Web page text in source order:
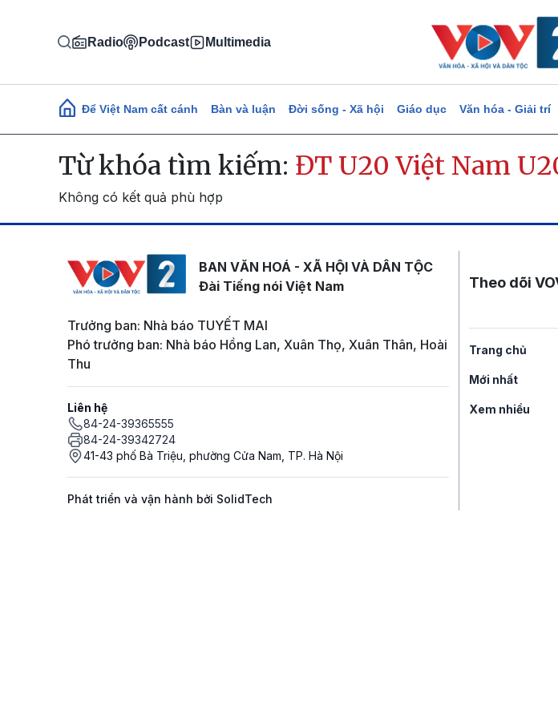
Radio Podcast Multimedia
Main navigation
Để Việt Nam cất cánh Bàn và luận Đời sống - Xã hội Giáo dục Văn hóa - Giải trí
Từ khóa tìm kiếm: ĐT U20 Việt Nam
Không có kết quả phù hợp
BAN VĂN HOÁ - XÃ HỘI VÀ DÂN TỘC
Đài Tiếng nói Việt Nam
Trưởng ban: Nhà báo TUYẾT MAI
Phó trưởng ban: Nhà báo Hồng Lan, Xuân Thọ, Xuân Thân, Hoài
Thu
Liên hệ
84-24-39365555
84-24-39342724
41-43 phố Bà Triệu, phường Cửa Nam, TP. Hà Nội
Phát triển và vận hành bởi SolidTech
Mạng
Theo dõi
Trang chủ
Mới nhất
Xem nhiều